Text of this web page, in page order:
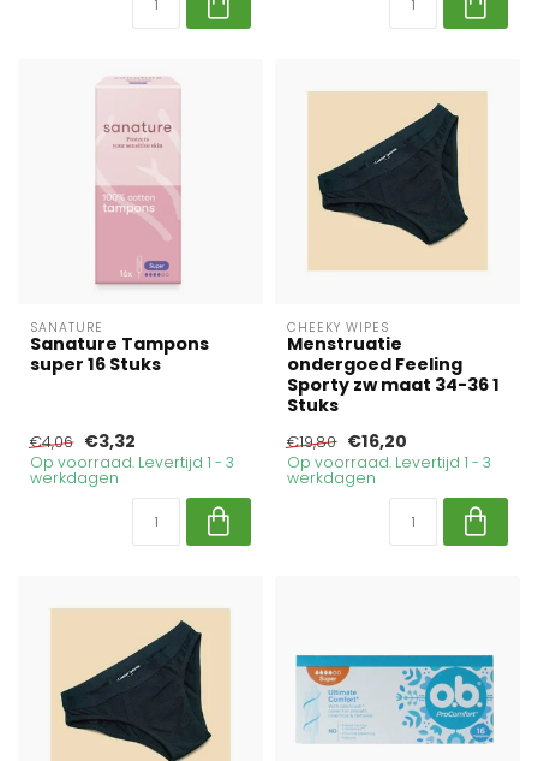
SANATURE
Sanature Tampons
super 16 Stuks
€4,06 €3,32
Op voorraad. Levertijd 1 - 3
werkdagen
CHEEKY WIPES
Menstruatie
ondergoed Feeling
Sporty zw maat 34-36 1
Stuks
€19,80 €16,20
Op voorraad. Levertijd 1 - 3
werkdagen